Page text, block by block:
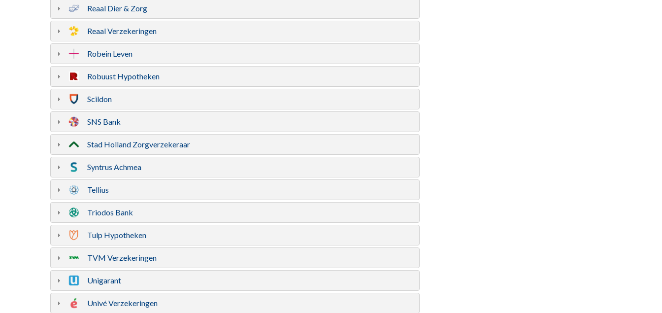
Reaal Dier & Zorg
Reaal Verzekeringen
Robein Leven
Robuust Hypotheken
Scildon
SNS Bank
Stad Holland Zorgverzekeraar
Syntrus Achmea
Tellius
Triodos Bank
Tulp Hypotheken
TVM Verzekeringen
Unigarant
Univé Verzekeringen